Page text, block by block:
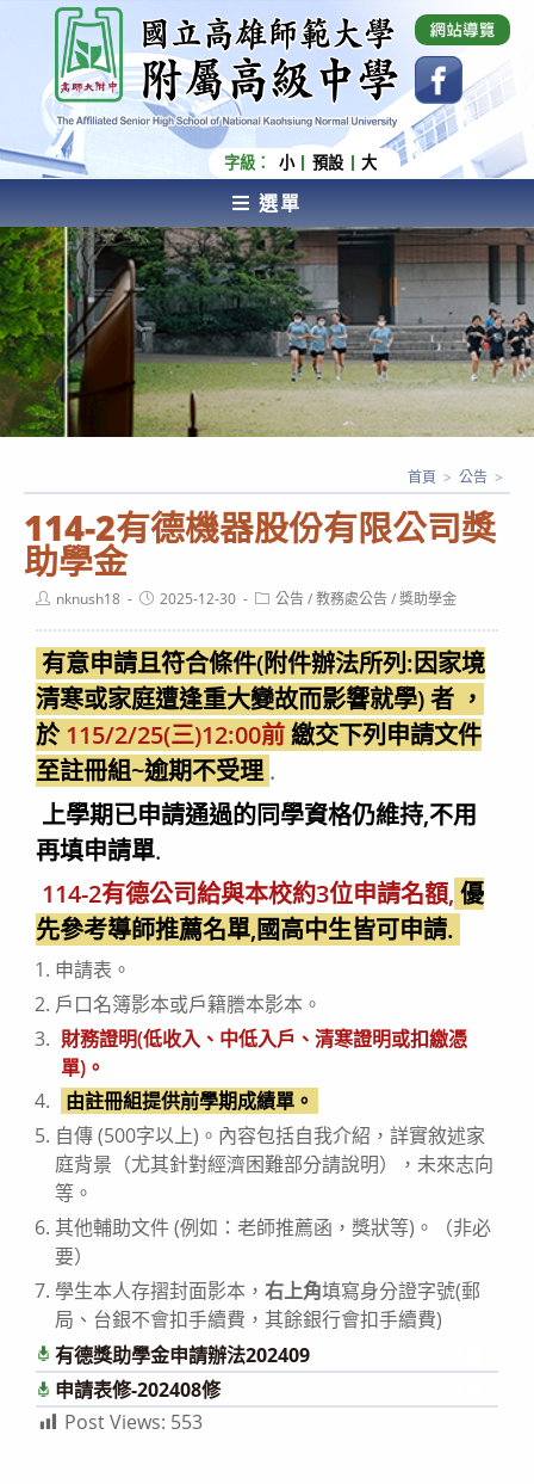
內
容
國立高雄師範大學附屬高級中學 Affiliated Senior
High School of National Kaohsiung Normal
University
字級： 小 預設 大
選單
AFFILIATED SENIOR HIGH SCHOOL OF NATIONAL
KAOHSIUNG NORMAL UNIVERSITY
114-2有德機器股份有限公司獎
助學金
首頁 > 公告 >
Postnknush18
Post2025-12-30
Post公告/教務處公告/獎助學金
有意申請且符合條件(附件辦法所列:因家境
清寒或家庭遭逢重大變故而影響就學)者 ，
於 115/2/25(三)12:00前繳交下列申請文件
至註冊組~逾期不受理 .
上學期已申請通過的同學資格仍維持,不用
再填申請單.
114-2有德公司給與本校約3位申請名額, 優
先參考導師推薦名單,國高中生皆可申請.
申請表。
戶口名簿影本或戶籍謄本影本。
財務證明(低收入、中低入戶、清寒證明或扣繳憑
單)。
由註冊組提供前學期成績單。
自傳 (500字以上)。內容包括自我介紹，詳實敘述家
庭背景（尤其針對經濟困難部分請說明），未來志向
等。
其他輔助文件 (例如：老師推薦函，獎狀等)。（非必
要）
學生本人存摺封面影本， 右上角填寫身分證字號(郵
局、台銀不會扣手續費，其餘銀行會扣手續費)
有德獎助學金申請辦法202409
申請表修-202408修
Post Views: 553